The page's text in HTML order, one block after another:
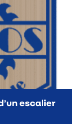
escalier